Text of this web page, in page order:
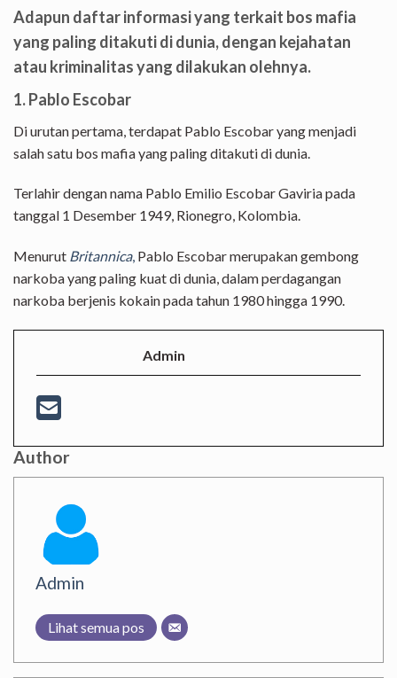
Adapun daftar informasi yang terkait bos mafia
yang paling ditakuti di dunia, dengan kejahatan
atau kriminalitas yang dilakukan olehnya.
1. Pablo Escobar
Di urutan pertama, terdapat Pablo Escobar yang menjadi
salah satu bos mafia yang paling ditakuti di dunia.
Terlahir dengan nama Pablo Emilio Escobar Gaviria pada
tanggal 1 Desember 1949, Rionegro, Kolombia.
Menurut Britannica, Pablo Escobar merupakan gembong
narkoba yang paling kuat di dunia, dalam perdagangan
narkoba berjenis kokain pada tahun 1980 hingga 1990.
Admin
Author
Admin
Lihat semua pos